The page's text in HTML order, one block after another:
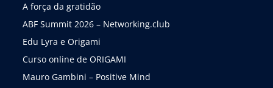
A força da gratidão
ABF Summit 2026 – Networking.club
Edu Lyra e Origami
Curso online de ORIGAMI
Mauro Gambini – Positive Mind